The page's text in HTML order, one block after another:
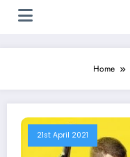
Home
21st April 2021